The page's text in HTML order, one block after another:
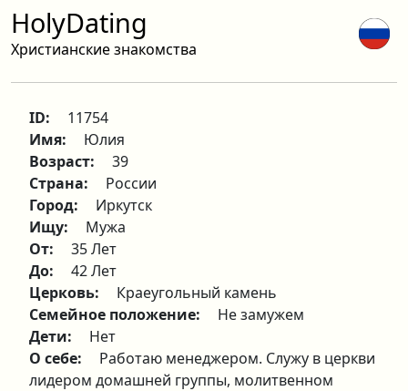
HolyDating
Христианские знакомства
ID:
11754
Имя:
Юлия
Возраст:
39
Страна:
России
Город:
Иркутск
Ищу:
Мужа
От:
35 Лет
До:
42 Лет
Церковь:
Краеугольный камень
Семейное положение:
Не замужем
Дети:
Нет
О себе:
Работаю менеджером. Служу в церкви
лидером домашней группы, молитвенном